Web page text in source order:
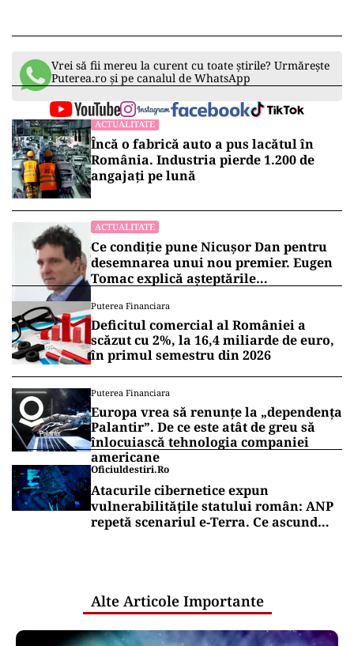
Vrei să fii mereu la curent cu toate știrile? Urmărește
Puterea.ro și pe canalul de WhatsApp
ACTUALITATE
Încă o fabrică auto a pus lacătul în
România. Industria pierde 1.200 de
angajați pe lună
ACTUALITATE
Ce condiție pune Nicușor Dan pentru
desemnarea unui nou premier. Eugen
Tomac explică așteptările
Puterea Financiara
Deficitul comercial al României a
scăzut cu 2%, la 16,4 miliarde de euro,
în primul semestru din 2026
Puterea Financiara
Europa vrea să renunțe la „dependența
Palantir”. De ce este atât de greu să
înlocuiască tehnologia companiei
americane
Oficiuldestiri.ro
Atacurile cibernetice expun
vulnerabilitățile statului român: ANP
repetă scenariul e‑Terra. Ce ascund
Alte Articole Importante